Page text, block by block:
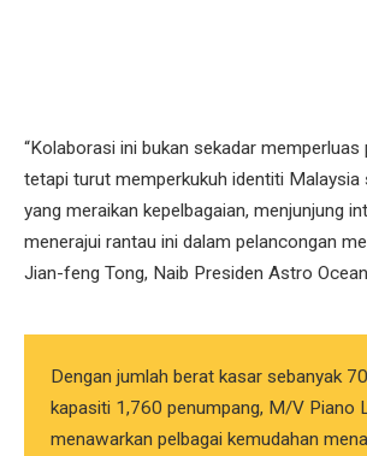
“Kolaborasi ini bukan sekadar memperluas
tetapi turut memperkukuh identiti Malaysia
yang meraikan kepelbagaian, menjunjung
menerajui rantau ini dalam pelancongan
Jian-feng Tong, Naib Presiden Astro
Dengan jumlah berat kasar sebanyak
kapasiti 1,760 penumpang, M/V Piano
menawarkan pelbagai kemudahan